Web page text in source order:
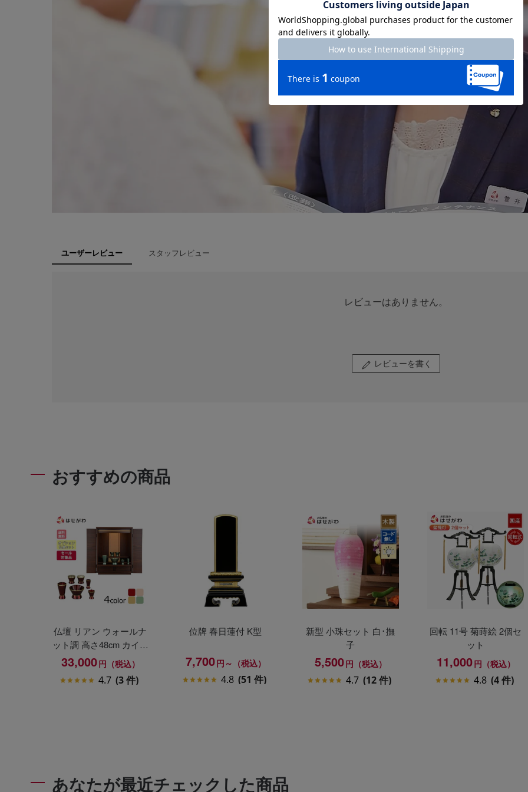
ユーザーレビュー スタッフレビュー
レビューはありません。
レビューを書く
おすすめの商品
仏壇 リアン ウォールナ
ット調 高さ48cm カイラ
具足セット
33,000円（税込）
4.7 (3 件)
位牌 春日蓮付 K型
7,700円～（税込）
4.8 (51 件)
新型 小珠セット 白･撫
子
5,500円（税込）
4.7 (12 件)
回転 11号 菊蒔絵 2個セ
ット
11,000円（税込）
4.8 (4 件)
あなたが最近チェックした商品